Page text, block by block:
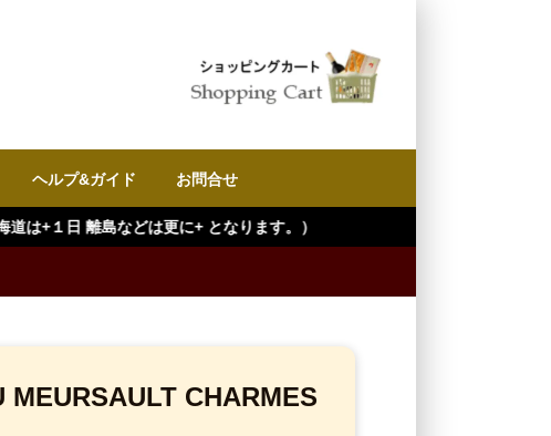
ヘルプ&ガイド お問合せ
+ となります。）
CHARMES